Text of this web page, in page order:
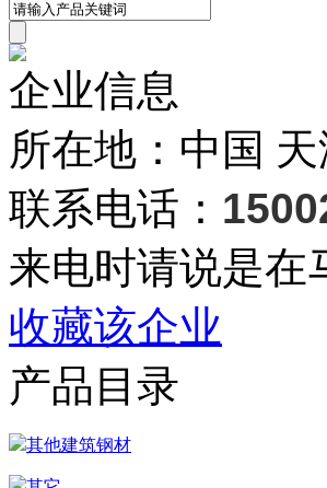
企业信息
所在地：中国
联系电话：
来电时请说是在
收藏该企业
产品目录
其他建筑钢材